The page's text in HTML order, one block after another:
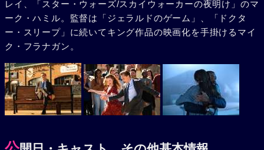
レイ、「スター・ウォーズ/スカイウォーカーの夜明け」のマ
ーク・ハミル。監督は「ジェラルドのゲーム」、「ドクタ
ー・スリープ」に続いてキング作品の映画化を手掛けるマイ
ク・フラナガン。